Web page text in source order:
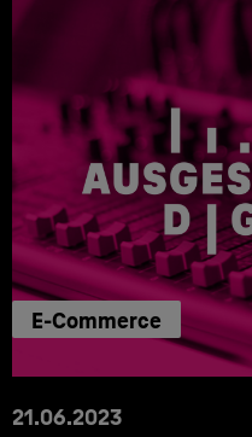
E-Commerce
21.06.2023